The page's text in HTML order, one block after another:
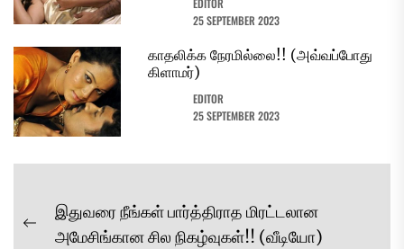
25 SEPTEMBER 2023
காதலிக்க நேரமில்லை!! (அவ்வப்போது
கிளாமர்)
EDITOR
25 SEPTEMBER 2023
Post
navigation
Previous
இதுவரை நீங்கள் பார்த்திராத மிரட்டலான
அமேசிங்கான சில நிகழ்வுகள்!! (வீடியோ)